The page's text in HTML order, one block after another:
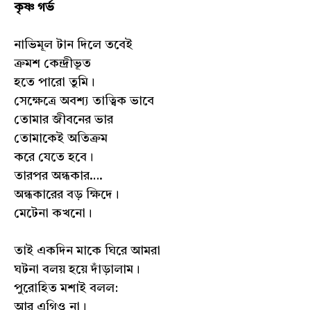
কৃষ্ণ গর্ভ
নাভিমূল টান দিলে তবেই
ক্রমশ কেন্দ্রীভূত
হতে পারো তুমি।
সেক্ষেত্রে অবশ্য তাত্বিক ভাবে
তোমার জীবনের ভার
তোমাকেই অতিক্রম
করে যেতে হবে।
তারপর অন্ধকার….
অন্ধকারের বড় ক্ষিদে।
মেটেনা কখনো।
তাই একদিন মাকে ঘিরে আমরা
ঘটনা বলয় হয়ে দাঁড়ালাম।
পুরোহিত মশাই বলল:
আর এগিও না।